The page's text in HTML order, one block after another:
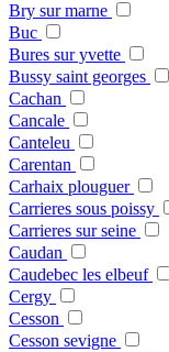
Bry sur marne
Buc
Bures sur yvette
Bussy saint georges
Cachan
Cancale
Canteleu
Carentan
Carhaix plouguer
Carrieres sous poissy
Carrieres sur seine
Caudan
Caudebec les elbeuf
Cergy
Cesson
Cesson sevigne